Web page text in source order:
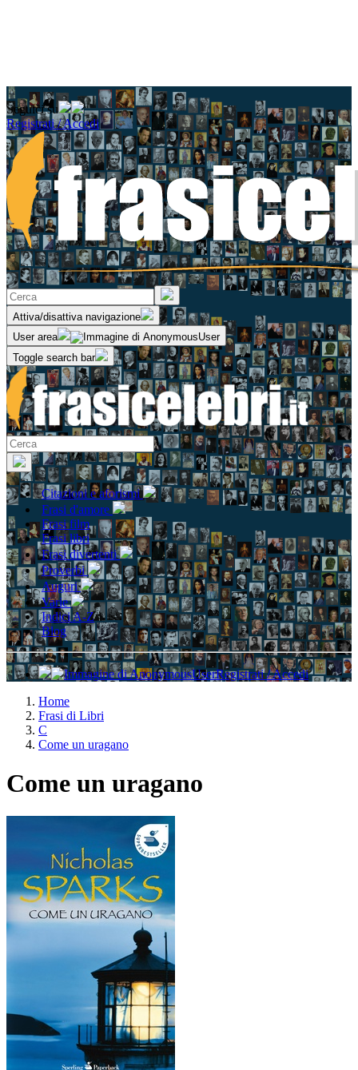
Seguici su
Registrati / Accedi
Attiva/disattiva navigazione
User area
Toggle search bar
Citazioni e aforismi
Frasi d'amore
Frasi film
Frasi libri
Frasi divertenti
Proverbi
Auguri
Varie
Indici A-Z
Blog
Registrati / Accedi
Home
Frasi di Libri
C
Come un uragano
Come un uragano